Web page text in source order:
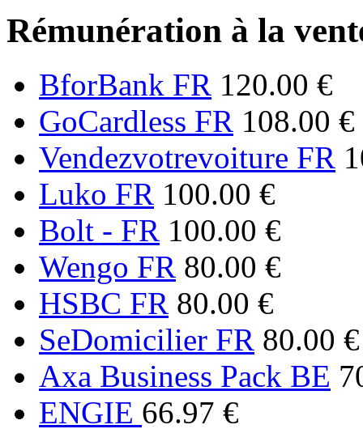
Rémunération à la
BforBank FR 120.00 €
GoCardless FR 108.00 €
Vendezvotrevoiture FR
Luko FR 100.00 €
Bolt - FR 100.00 €
Wengo FR 80.00 €
HSBC FR 80.00 €
SeDomicilier FR 80.00 €
Axa Business Pack BE
ENGIE 66.97 €